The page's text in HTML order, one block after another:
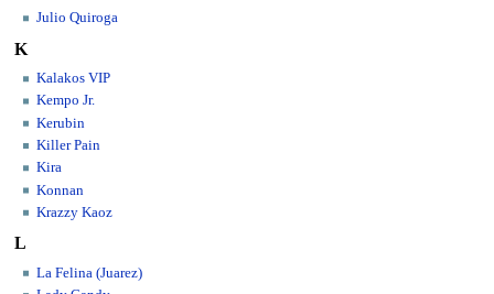
Julio Quiroga
K
Kalakos VIP
Kempo Jr.
Kerubin
Killer Pain
Kira
Konnan
Krazzy Kaoz
L
La Felina (Juarez)